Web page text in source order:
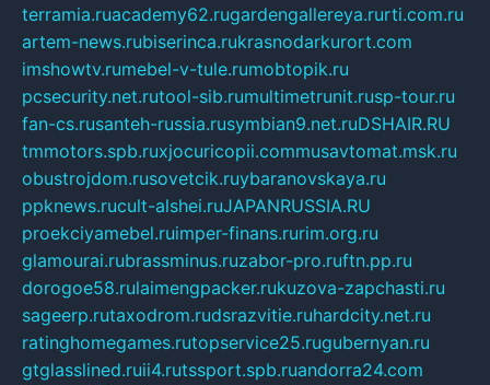
terramia.ruacademy62.rugardengallereya.rurti.com.ru
artem-news.rubiserinca.rukrasnodarkurort.com
imshowtv.rumebel-v-tule.rumobtopik.ru
pcsecurity.net.rutool-sib.rumultimetrunit.rusp-tour.ru
fan-cs.rusanteh-russia.rusymbian9.net.ruDSHAIR.RU
tmmotors.spb.ruxjocuricopii.commusavtomat.msk.ru
obustrojdom.rusovetcik.ruybaranovskaya.ru
ppknews.rucult-alshei.ruJAPANRUSSIA.RU
proekciyamebel.ruimper-finans.rurim.org.ru
glamourai.rubrassminus.ruzabor-pro.ruftn.pp.ru
dorogoe58.rulaimengpacker.rukuzova-zapchasti.ru
sageerp.rutaxodrom.rudsrazvitie.ruhardcity.net.ru
ratinghomegames.rutopservice25.rugubernyan.ru
gtglasslined.ruii4.rutssport.spb.ruandorra24.com